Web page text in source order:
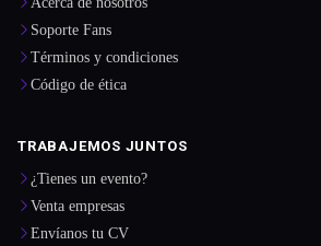
Soporte Fans
Términos y condiciones
Código de ética
TRABAJEMOS JUNTOS
¿Tienes un evento?
Venta empresas
Envíanos tu CV